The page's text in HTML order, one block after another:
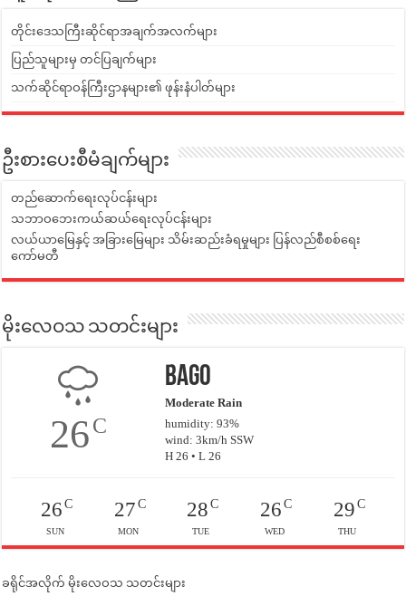
တိုင်းဒေသကြီးဆိုင်ရာအချက်အလက်များ
ပြည်သူများမှ တင်ပြချက်များ
သက်ဆိုင်ရာဝန်ကြီးဌာနများ၏ ဖုန်းနံပါတ်များ
ဦးစားပေးစီမံချက်များ
တည်ဆောက်ရေးလုပ်ငန်းများ
သဘာဝဘေးကယ်ဆယ်ရေးလုပ်ငန်းများ
လယ်ယာမြေနှင့် အခြားမြေများ သိမ်းဆည်းခံရမှုများ ပြန်လည်စီစစ်ရေး
ကော်မတီ
မိုးလေဝသ သတင်းများ
26C
Bago
Moderate Rain
humidity: 93%
wind: 3km/h SSW
H 26 • L 26
26C
SUN
27C
MON
28 C
TUE
26C
WED
29C
THU
ခရိုင်အလိုက် မိုးလေဝသ သတင်းများ